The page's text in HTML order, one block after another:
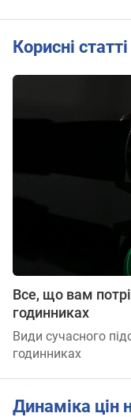
Корисні статті
Все, що вам
годинниках
Види сучасного
годинниках
Динаміка цін